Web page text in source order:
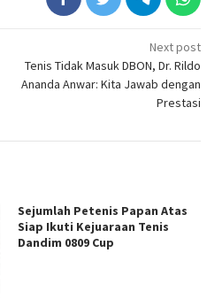
Next post
Tenis Tidak Masuk DBON, Dr. Rildo
Ananda Anwar: Kita Jawab dengan
Prestasi
Sejumlah Petenis Papan Atas
Siap Ikuti Kejuaraan Tenis
Dandim 0809 Cup